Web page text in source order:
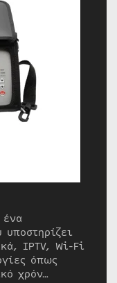
IPTV, Wi-Fi
όπως
χρόν…